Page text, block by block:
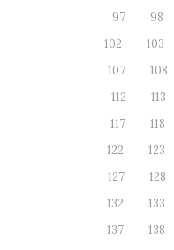
97
98
102
103
107
108
112
113
117
118
122
123
127
128
132
133
137
138